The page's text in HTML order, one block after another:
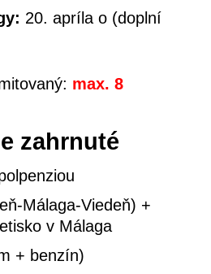
20. apríla o (doplní
max. 8
zahrnuté
Málaga-Viedeň) +
v Málaga
+ benzín)